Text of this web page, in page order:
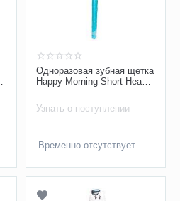
Одноразовая зубная щетка
Happy Morning Short Head
Узнать о поступлении
Временно отсутствует